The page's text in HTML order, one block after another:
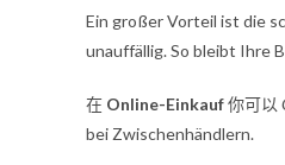
Ein großer Vorteil ist die
unauffällig. So bleibt Ihre
在 Online-Einkauf你可以
bei Zwischenhändlern.